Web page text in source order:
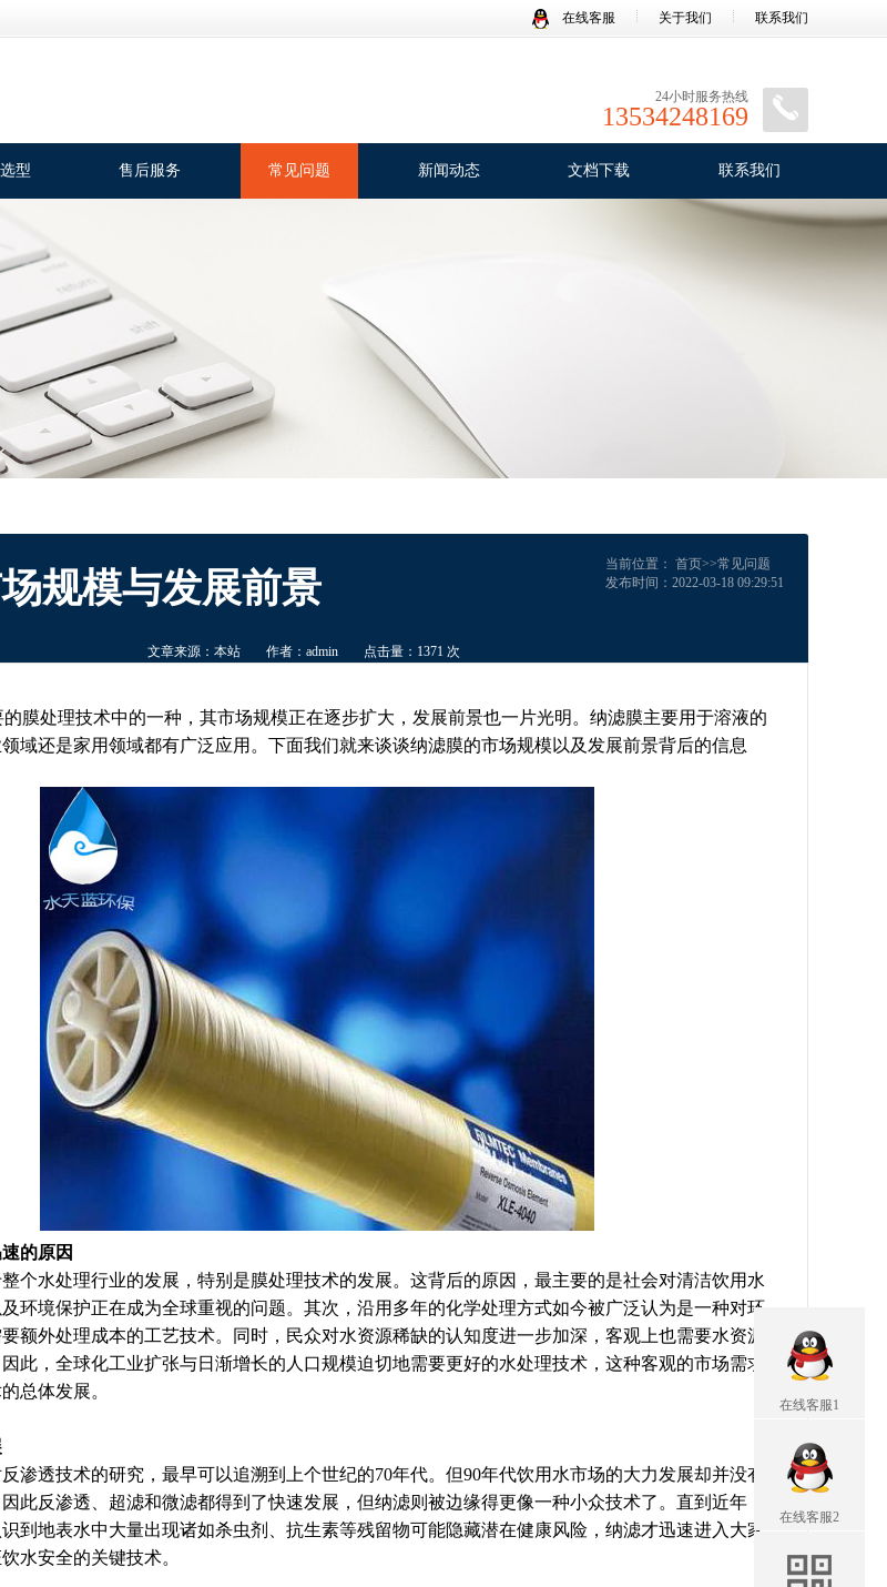
在线客服 关于我们 联系我们
24小时服务热线
13534248169
型 售后服务 常见问题 新闻动态 文档下载 联系我们
当前位置： 首页>>常见问题
发布时间：2022-03-18 09:29:51
规模与发展前景
文章来源：本站 作者：admin 点击量：1371 次
膜处理技术中的一种，其市场规模正在逐步扩大，发展前景也一片光明。纳滤膜主要用于溶液的
域还是家用领域都有广泛应用。下面我们就来谈谈纳滤膜的市场规模以及发展前景背后的信息
的原因
个水处理行业的发展，特别是膜处理技术的发展。这背后的原因，最主要的是社会对清洁饮用水
环境保护正在成为全球重视的问题。其次，沿用多年的化学处理方式如今被广泛认为是一种对环
额外处理成本的工艺技术。同时，民众对水资源稀缺的认知度进一步加深，客观上也需要水资源
此，全球化工业扩张与日渐增长的人口规模迫切地需要更好的水处理技术，这种客观的市场需求
总体发展。
渗透技术的研究，最早可以追溯到上个世纪的70年代。但90年代饮用水市场的大力发展却并没有
此反渗透、超滤和微滤都得到了快速发展，但纳滤则被边缘得更像一种小众技术了。直到近年，
到地表水中大量出现诸如杀虫剂、抗生素等残留物可能隐藏潜在健康风险，纳滤才迅速进入大家
水安全的关键技术。
在线客服1
在线客服2